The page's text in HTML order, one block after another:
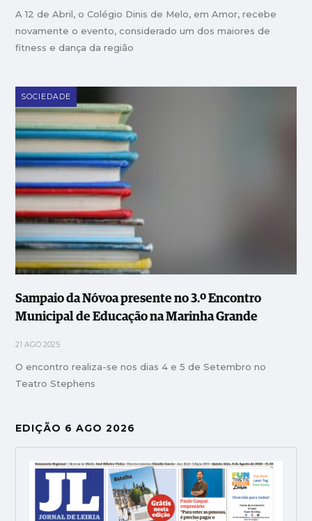
A 12 de Abril, o Colégio Dinis de Melo, em Amor, recebe
novamente o evento, considerado um dos maiores de
fitness e dança da região
SOCIEDADE
Sampaio da Nóvoa presente no 3.º Encontro
Municipal de Educação na Marinha Grande
21 AGO 2025
O encontro realiza-se nos dias 4 e 5 de Setembro no
Teatro Stephens
EDIÇÃO 6 AGO 2026